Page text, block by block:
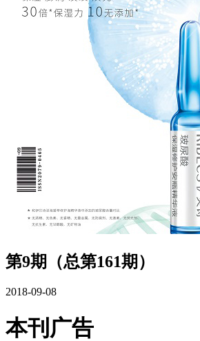
第9期（总第161期）
2018-09-08
本刊广告